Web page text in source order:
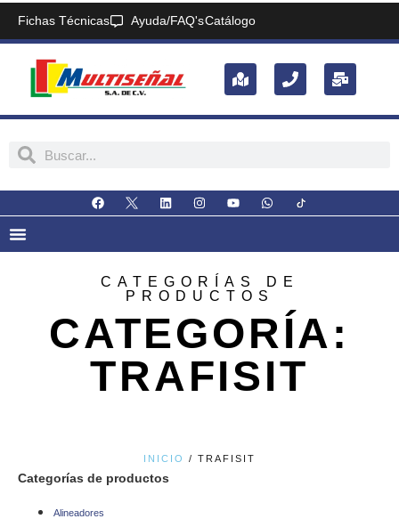
Fichas Técnicas Ayuda/FAQ'sCatálogo
CATEGORÍAS DE
PRODUCTOS
CATEGORÍA:
TRAFISIT
INICIO / TRAFISIT
Categorías de productos
Alineadores